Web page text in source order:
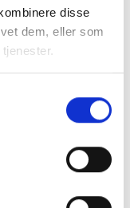
disse
dem, eller som
Pro/14/16e/17e